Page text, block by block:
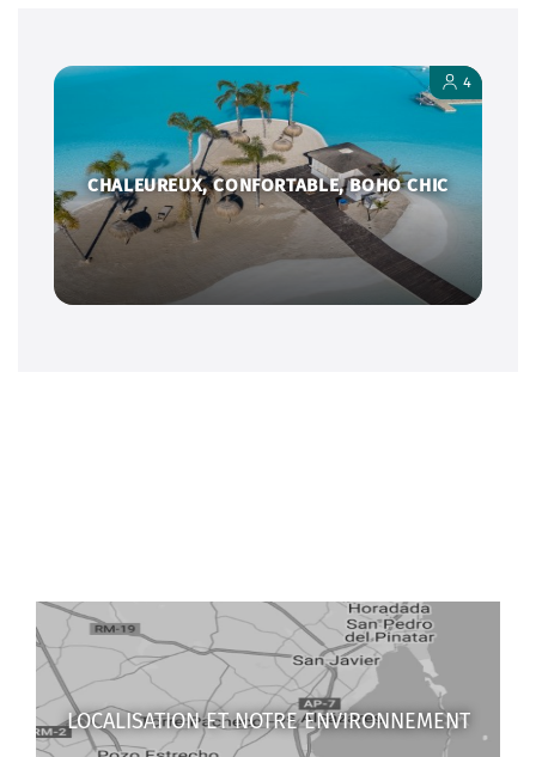
CHALEUREUX, CONFORTABLE, BOHO CHIC
4
LOCALISATION ET NOTRE ENVIRONNEMENT